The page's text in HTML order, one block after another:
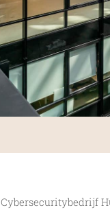
Cybersecuritybedrijf